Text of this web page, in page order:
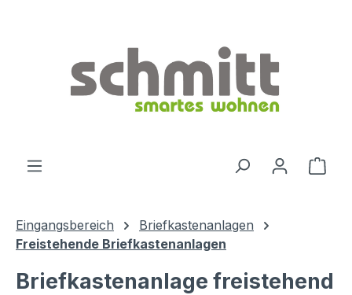
Eingangsbereich
Briefkastenanlagen
Freistehende Briefkastenanlagen
Briefkastenanlage freistehend